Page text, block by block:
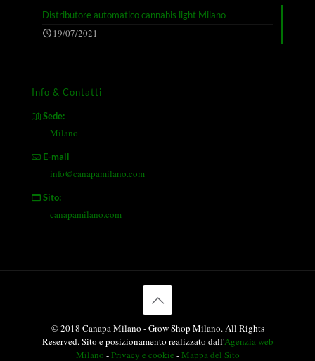
Distributore automatico cannabis light Milano
19/07/2021
Info & Contatti
Sede:
Milano
E-mail
info@canapamilano.com
Sito:
canapamilano.com
© 2018 Canapa Milano - Grow Shop Milano. All Rights
Reserved. Sito e posizionamento realizzato dall'Agenzia web
Milano -Privacy e cookie -Mappa del Sito